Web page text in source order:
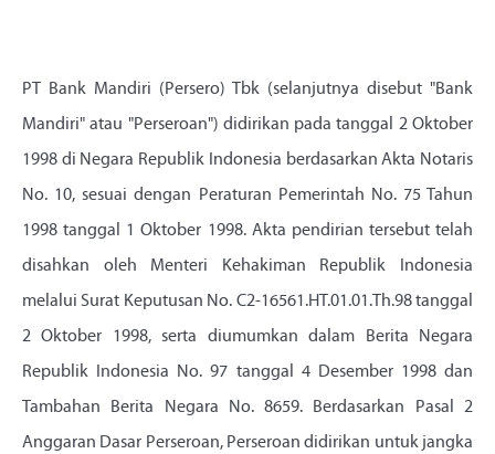
PT Bank Mandiri (Persero) Tbk (selanjutnya disebut "Bank
Mandiri" atau "Perseroan") didirikan pada tanggal 2 Oktober
1998 di Negara Republik Indonesia berdasarkan Akta Notaris
No. 10, sesuai dengan Peraturan Pemerintah No. 75 Tahun
1998 tanggal 1 Oktober 1998. Akta pendirian tersebut telah
disahkan oleh Menteri Kehakiman Republik Indonesia
melalui Surat Keputusan No. C2-16561.HT.01.01.Th.98 tanggal
2 Oktober 1998, serta diumumkan dalam Berita Negara
Republik Indonesia No. 97 tanggal 4 Desember 1998 dan
Tambahan Berita Negara No. 8659. Berdasarkan Pasal 2
Anggaran Dasar Perseroan, Perseroan didirikan untuk jangka